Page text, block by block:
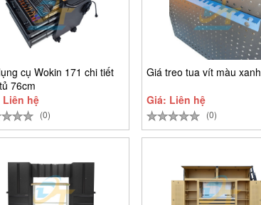
cụ Wokin 171 chi tiết
76cm
Liên hệ
(0)
Giá treo tua vít màu xanh
Giá: Liên hệ
(0)